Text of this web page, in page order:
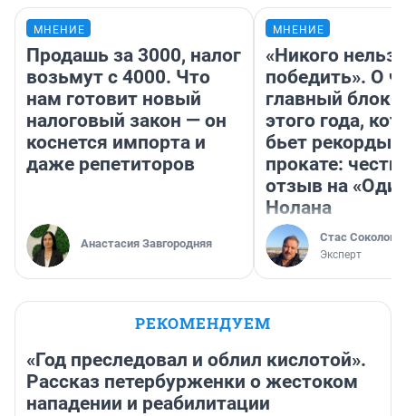
МНЕНИЕ
Продашь за 3000, налог
возьмут с 4000. Что
нам готовит новый
налоговый закон — он
коснется импорта и
даже репетиторов
Анастасия Завгородняя
МНЕНИЕ
«Никого нельзя
победить». О
главный
этого года,
бьет рекорды в
прокате:
отзыв на
Нолана
Стас Соколов
Эксперт
РЕКОМЕНДУЕМ
«Год преследовал и облил кислотой».
Рассказ петербурженки о жестоком
нападении и реабилитации